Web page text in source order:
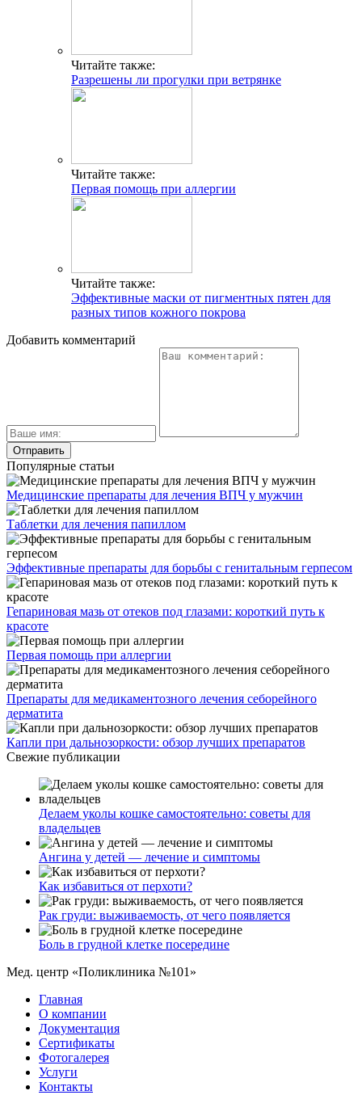
Читайте также:
Разрешены ли прогулки при ветрянке
Читайте также:
Первая помощь при аллергии
Читайте также:
Эффективные маски от пигментных пятен для
разных типов кожного покрова
Добавить комментарий
Популярные статьи
Медицинские препараты для лечения ВПЧ у мужчин
Таблетки для лечения папиллом
Эффективные препараты для борьбы с генитальным герпесом
Гепариновая мазь от отеков под глазами: короткий путь к
красоте
Первая помощь при аллергии
Препараты для медикаментозного лечения себорейного
дерматита
Капли при дальнозоркости: обзор лучших препаратов
Свежие публикации
Делаем уколы кошке самостоятельно: советы для
владельцев
Ангина у детей — лечение и симптомы
Как избавиться от перхоти?
Рак груди: выживаемость, от чего появляется
Боль в грудной клетке посередине
Мед. центр «Поликлиника №101»
Главная
О компании
Документация
Сертификаты
Фотогалерея
Услуги
Контакты